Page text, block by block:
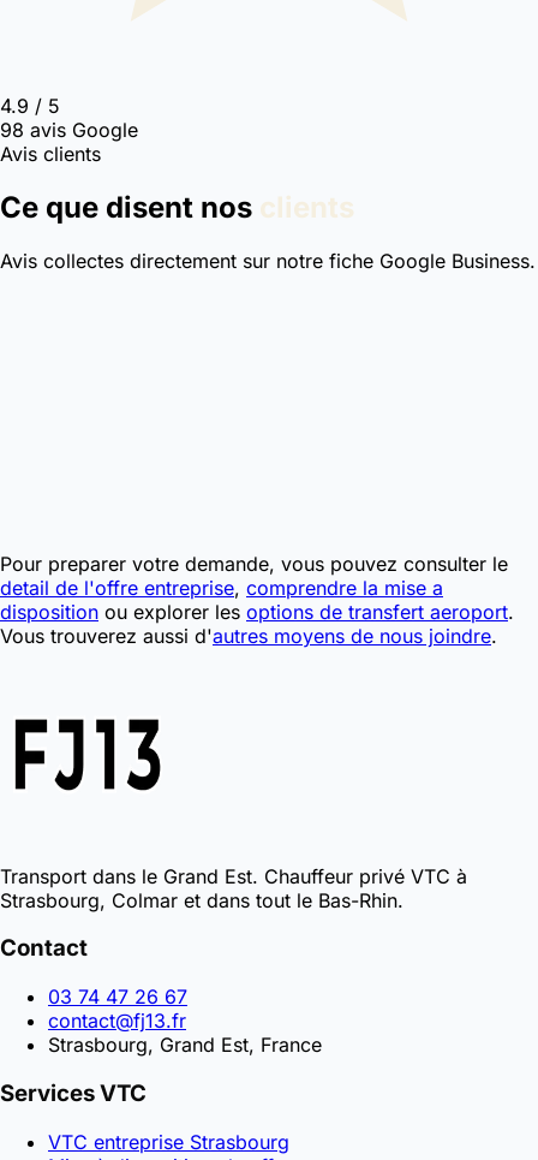
4.9 / 5
98 avis Google
Avis clients
Ce que disent nos clients
Avis collectes directement sur notre fiche Google Business.
Pour preparer votre demande, vous pouvez consulter le
detail de l'offre entreprise, comprendre la mise a
disposition ou explorer les options de transfert aeroport.
Vous trouverez aussi d'autres moyens de nous joindre.
Transport dans le Grand Est. Chauffeur privé VTC à
Strasbourg, Colmar et dans tout le Bas-Rhin.
Contact
03 74 47 26 67
contact@fj13.fr
Strasbourg, Grand Est, France
Services VTC
VTC entreprise Strasbourg